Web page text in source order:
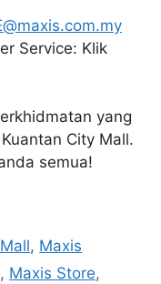
Service: Klik
yang
City Mall.
semua!
, Maxis
, Maxis Store,